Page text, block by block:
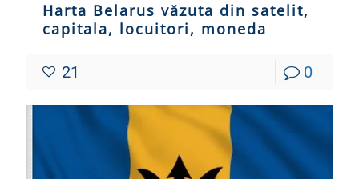
Harta Belarus văzuta din satelit,
capitala, locuitori, moneda
21 0